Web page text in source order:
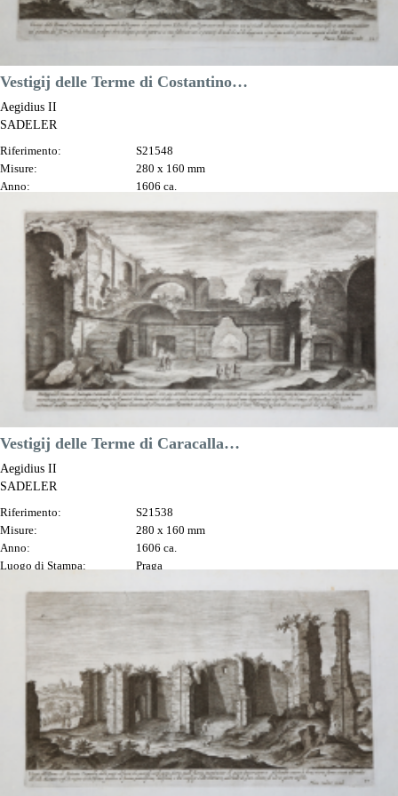
Vestigij delle Terme di Costantino…
Aegidius II
SADELER
Riferimento:
S21548
Misure:
280 x 160 mm
Anno:
1606 ca.
Prezzo
100,00 €
Anteprima
DESCRIZIONE
Vestigij delle Terme di Caracalla…
Aegidius II
SADELER
Riferimento:
S21538
Misure:
280 x 160 mm
Anno:
1606 ca.
Luogo di Stampa:
Praga
Anteprima
DESCRIZIONE